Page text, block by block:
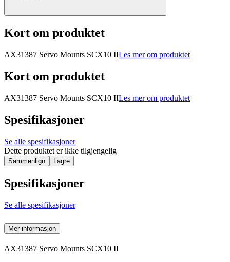
Kort om produktet
AX31387 Servo Mounts SCX10 IILes mer om produktet
Kort om produktet
AX31387 Servo Mounts SCX10 IILes mer om produktet
Spesifikasjoner
Se alle spesifikasjoner
Dette produktet er ikke tilgjengelig
Sammenlign Lagre
Spesifikasjoner
Se alle spesifikasjoner
Mer informasjon
AX31387 Servo Mounts SCX10 II